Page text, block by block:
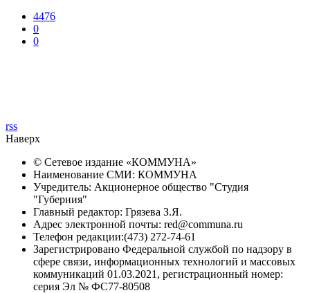
4476
0
0
rss
Наверх
© Сетевое издание «КОММУНА»
Наименование СМИ: КОММУНА
Учредитель: Акционерное общество "Студия
"Губерния"
Главный редактор: Грязева З.Я.
Адрес электронной почты: red@communa.ru
Телефон редакции:(473) 272-74-61
Зарегистрировано Федеральной службой по надзору в
сфере связи, информационных технологий и массовых
коммуникаций 01.03.2021, регистрационный номер:
серия Эл № ФС77-80508